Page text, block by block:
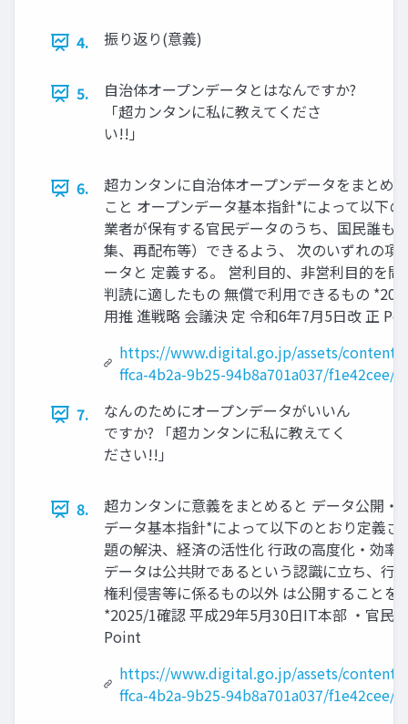
4. 振り返り(意義)
5.
自治体オープンデータとはなんですか?
「超カンタンに私に教えてくださ
い!!」
6.
超カンタンに自治体オープンデータをまとめ
こと オープンデータ基本指針*によって以下
業者が保有する官民データのうち、国民誰も
集、再配布等）できるよう、 次のいずれの
ータと 定義する。 営利目的、非営利目的を
判読に適したもの 無償で利用できるもの
用推 進戦略 会議決 定 令和6年7月5日改 正
https://www.digital.go.jp/assets/
ffca-4b2a-9b25-94b8a701a037/
7.
なんのためにオープンデータがいいん
ですか? 「超カンタンに私に教えてく
ださい!!」
8.
超カンタンに意義をまとめると データ公開
データ基本指針*によって以下のとおり定義
題の解決、経済の活性化 行政の高度化・効
データは公共財であるという認識に立ち、行
権利侵害等に係るもの以外 は公開すること
*2025/1確認 平成29年5月30日IT本部 ・官民
Point
https://www.digital.go.jp/assets/
ffca-4b2a-9b25-94b8a701a037/